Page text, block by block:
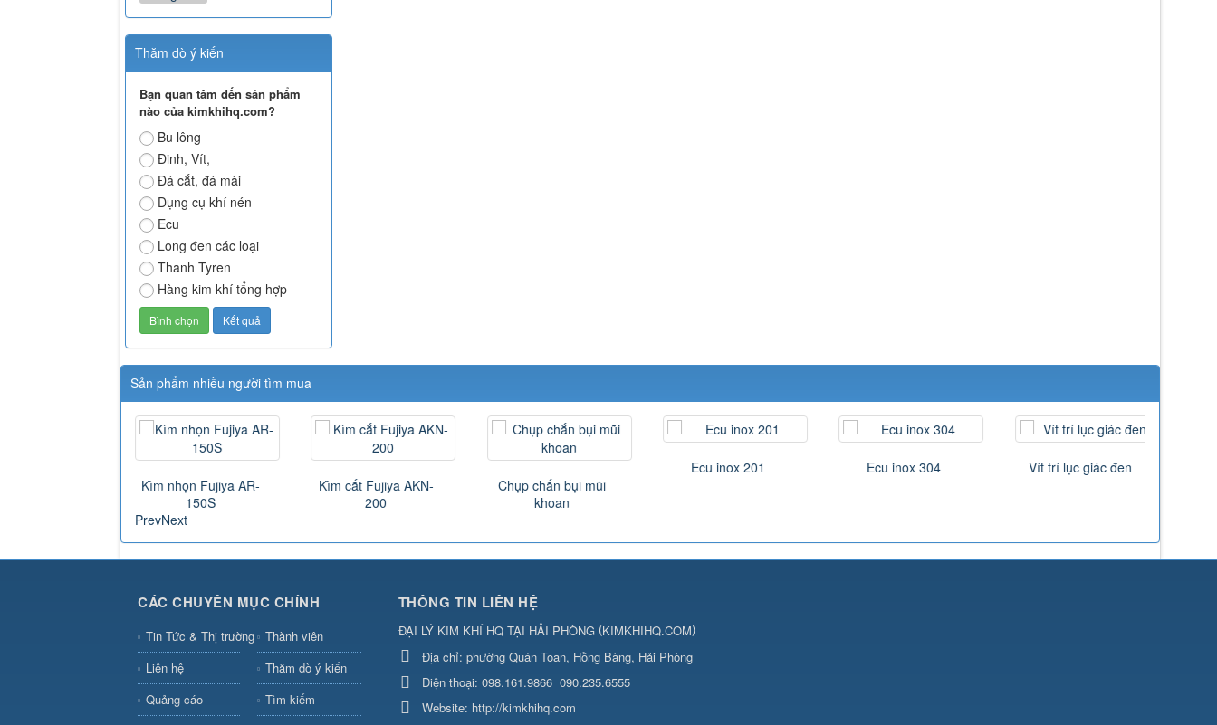
Thăm dò ý kiến
Bạn quan tâm đến sản phẩm
nào của kimkhihq.com?
Bu lông
Đinh, Vít,
Đá cắt, đá mài
Dụng cụ khí nén
Ecu
Long đen các loại
Thanh Tyren
Hàng kim khí tổng hợp
Sản phẩm nhiều người tìm mua
Kìm nhọn Fujiya AR-
150S
Kìm cắt Fujiya AKN-
200
Chụp chắn bụi mũi
khoan
Ecu inox 201 Ecu inox 304 Vít trí lục giác đen
PrevNext
CÁC CHUYÊN MỤC CHÍNH
Tin Tức & Thị trường
Thành viên
Liên hệ
Thăm dò ý kiến
Quảng cáo
Tìm kiếm
THÔNG TIN LIÊN HỆ
ĐẠI LÝ KIM KHÍ HQ TẠI HẢI PHÒNG(KIMKHIHQ.COM)
Địa chỉ: phường Quán Toan, Hồng Bàng, Hải Phòng
Điện thoại: 098.161.9866 090.235.6555
Website: http://kimkhihq.com